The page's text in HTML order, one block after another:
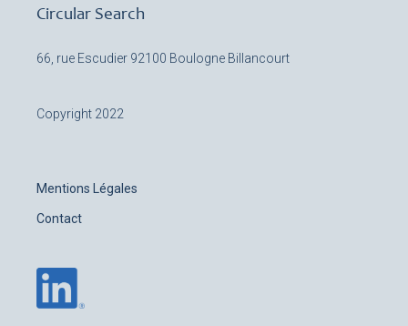
Circular Search
66, rue Escudier 92100 Boulogne Billancourt
Copyright 2022
Mentions Légales
Contact